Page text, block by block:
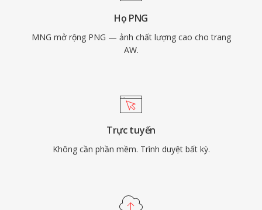
Họ PNG
MNG mở rộng PNG — ảnh chất lượng cao cho trang
AW.
Trực tuyến
Không cần phần mềm. Trình duyệt bất kỳ.